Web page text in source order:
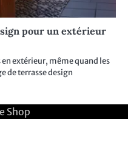
pour un extérieur
extérieur, même quand les
de terrasse design
Shop